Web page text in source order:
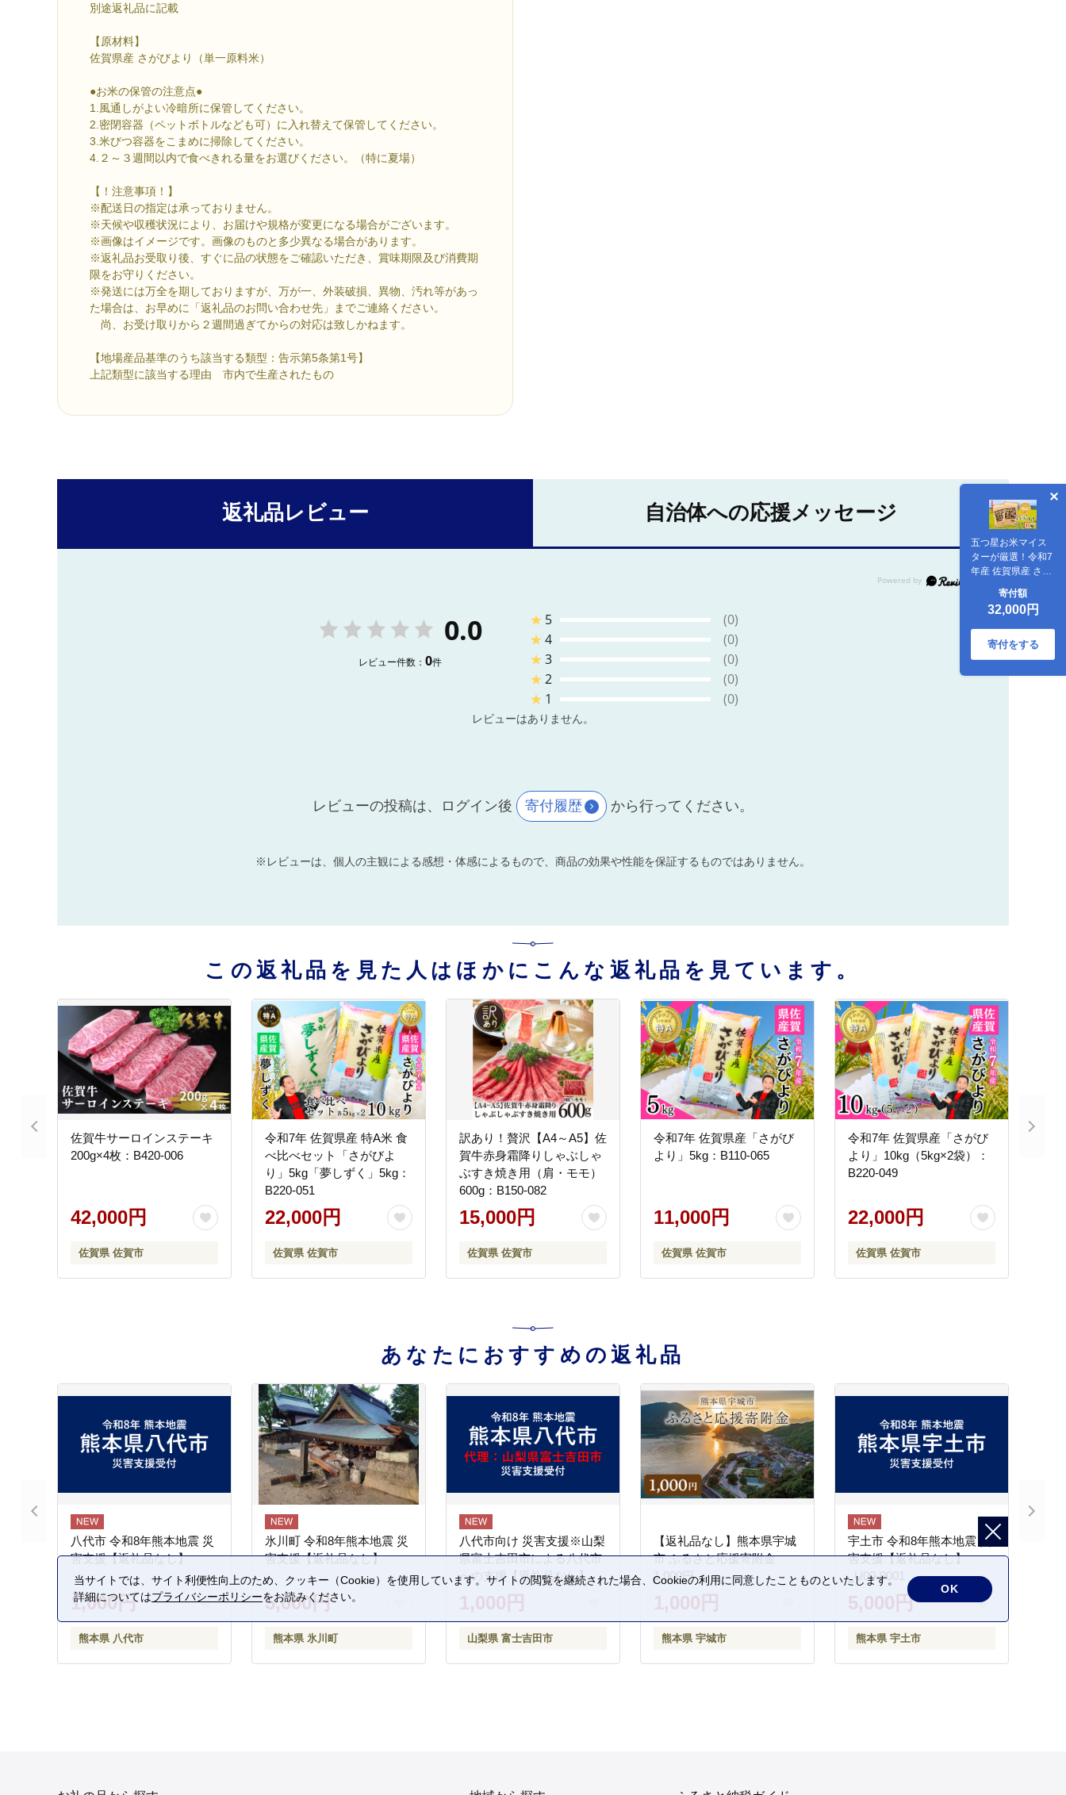
別途返礼品に記載
【原材料】
佐賀県産 さがびより（単一原料米）
●お米の保管の注意点●
1.風通しがよい冷暗所に保管してください。
2.密閉容器（ペットボトルなども可）に入れ替えて保管してください。
3.米びつ容器をこまめに掃除してください。
4.２～３週間以内で食べきれる量をお選びください。（特に夏場）
【！注意事項！】
※配送日の指定は承っておりません。
※天候や収穫状況により、お届けや規格が変更になる場合がございます。
※画像はイメージです。画像のものと多少異なる場合があります。
※返礼品お受取り後、すぐに品の状態をご確認いただき、賞味期限及び消費期
限をお守りください。
※発送には万全を期しておりますが、万が一、外装破損、異物、汚れ等があっ
た場合は、お早めに「返礼品のお問い合わせ先」までご連絡ください。
尚、お受け取りから２週間過ぎてからの対応は致しかねます。
【地場産品基準のうち該当する類型：告示第5条第1号】
上記類型に該当する理由 市内で生産されたもの
五つ星お米マイス
ターが厳選！令和7
年産 佐賀県産 さが
10kg（5kg×2袋）
おこめ 米 ：B320-
015
寄付額
32,000円
寄付をする
返礼品レビュー 自治体への応援メッセージ
0.0
レビュー件数： 0件
★ 5
(0)
★4
(0)
★3
(0)
★2
(0)
★ 1 (0)
レビューはありません。
レビューの投稿は、ログイン後 寄付履歴 から行ってください。
※レビューは、個人の主観による感想・体感によるもので、商品の効果や性能を保証するものではありません。
この返礼品を見た人はほかにこんな返礼品を見ています。
佐賀牛サーロインステーキ
200g×4枚：B420-006
42,000円
佐賀県 佐賀市
令和7年 佐賀県産 特A米 食
べ比べセット「さがびよ
り」5kg「夢しずく」5kg：
B220-051
22,000円
佐賀県 佐賀市
訳あり！贅沢【A4～A5】佐
賀牛赤身霜降りしゃぶしゃ
ぶすき焼き用（肩・モモ）
600g：B150-082
15,000円
佐賀県 佐賀市
令和7年 佐賀県産「さがび
より」5kg：B110-065
11,000円
佐賀県 佐賀市
令和7年 佐賀県産「さがび
より」10kg（5kg×2袋）：
B220-049
22,000円
佐賀県 佐賀市
あなたにおすすめの返礼品
八代市 令和8年熊本地震 災
害支援【返礼品なし】
1,000円
熊本県 八代市
氷川町 令和8年熊本地震 災
害支援【返礼品なし】
5,000円
熊本県 氷川町
八代市向け 災害支援※山梨
県富士吉田市による八代市
への支援【返礼品なし】
1,000円
山梨県 富士吉田市
【返礼品なし】熊本県宇城
市 ふるさと応援寄附金
1,000円
1,000円
熊本県 宇城市
宇土市 令和8年熊本地震 災
害支援【返礼品なし】
_U00-0001
5,000円
熊本県 宇土市
当サイトでは、サイト利便性向上のため、クッキー（Cookie）を使用しています。サイトの閲覧を継続された場合、Cookieの利用に同意したことものといたします。
詳細についてはプライバシーポリシーをお読みください。
OK